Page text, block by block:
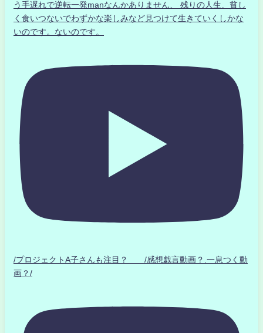
う手遅れで逆転一発manなんかありません、 残りの人生、貧し
く食いつないでわずかな楽しみなど見つけて生きていくしかな
いのです。ないのです。
/プロジェクトA子さんも注目？ /感想戯言動画？.一息つく動
画？/